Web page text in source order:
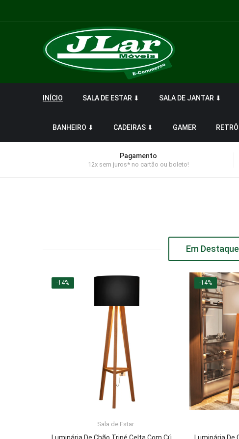
INÍCIO SALA DE ESTAR ⬇ SALA DE JANTAR ⬇
BANHEIRO ⬇ CADEIRAS ⬇ GAMER RETRÔ
Pagamento
12x sem juros* no cartão ou boleto!
Em Destaque
-14%
Sala de Estar
ADICIONAR AO CARRINHO
-14%